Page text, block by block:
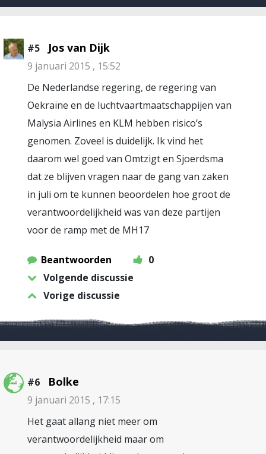
#5 Jos van Dijk
9 januari 2015 , 15:52
De Nederlandse regering, de regering van
Oekraïne en de luchtvaartmaatschappijen van
Malysia Airlines en KLM hebben risico’s
genomen. Zoveel is duidelijk. Ik vind het
daarom wel goed van Omtzigt en Sjoerdsma
dat ze blijven vragen naar de gang van zaken
in juli om te kunnen beoordelen hoe groot de
verantwoordelijkheid was van deze partijen
voor de ramp met de MH17
Beantwoorden
0
Volgende discussie
Vorige discussie
#6 Bolke
9 januari 2015 , 17:15
Het gaat allang niet meer om
verantwoordelijkheid maar om